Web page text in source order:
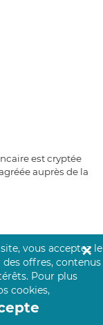
est cryptée
auprès de la
vous acceptez le
offres, contenus
Pour plus
cookies,
✕